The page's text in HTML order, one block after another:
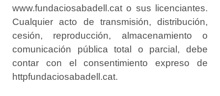
www.fundaciosabadell.cat o sus licenciantes.
Cualquier acto de transmisión, distribución,
cesión, reproducción, almacenamiento o
comunicación pública total o parcial, debe
contar con el consentimiento expreso de
httpfundaciosabadell.cat.